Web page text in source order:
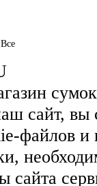
сайт, вы
файлов и
сайта